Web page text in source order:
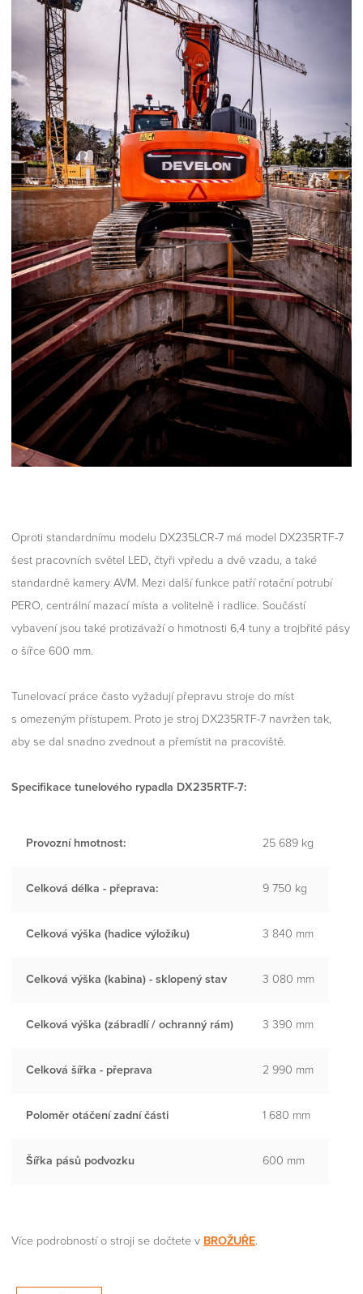
Oproti standardnímu modelu DX235LCR-7 má model DX235RTF-7
šest pracovních světel LED, čtyři vpředu a dvě vzadu, a také
standardně kamery AVM. Mezi další funkce patří rotační potrubí
PERO, centrální mazací místa a volitelně i radlice. Součástí
vybavení jsou také protizávaží o hmotnosti 6,4 tuny a trojbřité pásy
o šířce 600 mm.
Tunelovací práce často vyžadují přepravu stroje do míst
s omezeným přístupem. Proto je stroj DX235RTF-7 navržen tak,
aby se dal snadno zvednout a přemístit na pracoviště.
Specifikace tunelového rypadla DX235RTF-7:
Provozní hmotnost: 25 689 kg
Celková délka - přeprava: 9 750 kg
Celková výška (hadice výložíku) 3 840 mm
Celková výška (kabina) - sklopený stav 3 080 mm
Celková výška (zábradlí / ochranný rám) 3 390 mm
Celková šířka - přeprava 2 990 mm
Poloměr otáčení zadní části 1 680 mm
Šířka pásů podvozku 600 mm
Více podrobností o stroji se dočtete v BROŽUŘE.